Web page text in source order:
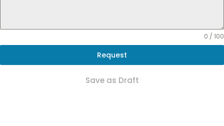
0 / 100
Request
Save as Draft